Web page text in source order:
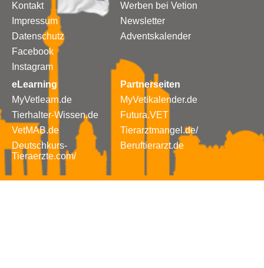
Kontakt
Impressum
Datenschutz
Facebook
Instagram
Werben bei Vetion
Newsletter
Adventskalender
eLearning
MyVetlearn.de
Tierhalter-Wissen.de
VetMAB.de
Deutschkurs-
Tieraerzte.com/
Partnerseiten
MyVetikalender.de
Futura.VET
Tierarztmangel.de/
Beruftierarzt.de